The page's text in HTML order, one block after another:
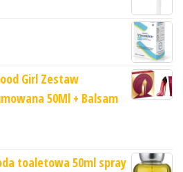
Girl Zestaw
50Ml + Balsam
toaletowa 50ml spray